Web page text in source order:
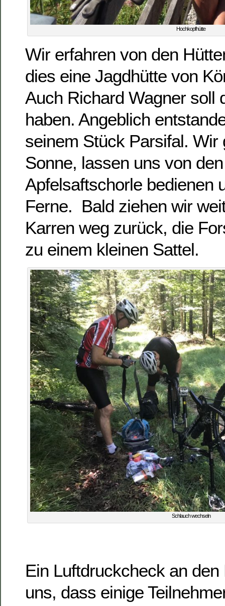
Hochkopfhütte
Wir erfahren von den
dies eine Jagdhütte von
Auch Richard Wagner soll
haben. Angeblich
seinem Stück Parsifal. Wir
Sonne, lassen uns von
Apfelsaftschorle bedienen
Ferne. Bald ziehen wir
Karren weg zurück, die
zu einem kleinen Sattel.
Schlauch wechseln
Ein Luftdruckcheck an den
uns, dass einige